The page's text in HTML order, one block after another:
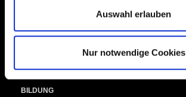
Auswahl erlauben
Nur notwendige Cookies
MITGLIEDER & EHRENAMT
BILDUNG